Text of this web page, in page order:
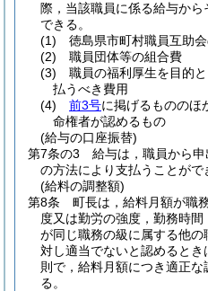
際，当該職員に係る給与か
できる。
(1)
徳島県市町村職員互助
(2)
職員団体等の組合費
(3)
職員の福利厚生を目的
払うべき費用
(4)
前3号に掲げるもののほ
命権者が認めるもの
(給与の口座振替)
第7条の3
給与は，職員から
の方法により支払うことがで
(給料の調整額)
第8条
町長は，給料月額が職
度又は勤労の強度，勤務時
が同じ職務の級に属する他
対し適当でないと認めると
則で，給料月額につき適正
る。